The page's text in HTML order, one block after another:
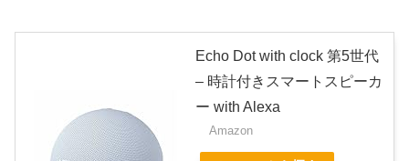
Echo Dot with clock 第5世代
– 時計付きスマートスピーカ
ー with Alexa
Amazon